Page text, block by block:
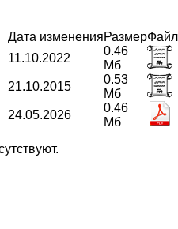
Дата измененияРазмерФайл
11.10.2022
0.46
Мб
21.10.2015
0.53
Мб
24.05.2026
0.46
Мб